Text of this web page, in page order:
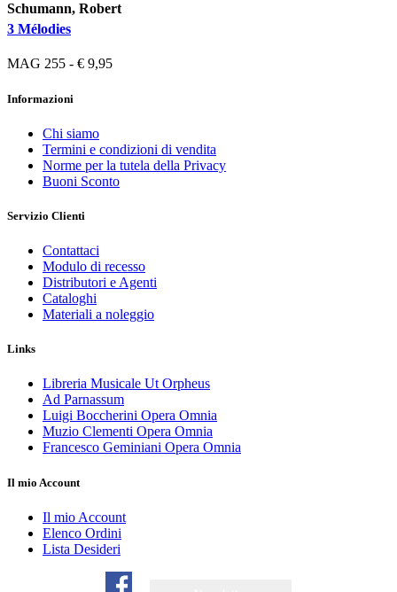
Schumann, Robert
3 Mélodies
MAG 255 - € 9,95
Informazioni
Chi siamo
Termini e condizioni di vendita
Norme per la tutela della Privacy
Buoni Sconto
Servizio Clienti
Contattaci
Modulo di recesso
Distributori e Agenti
Cataloghi
Materiali a noleggio
Links
Libreria Musicale Ut Orpheus
Ad Parnassum
Luigi Boccherini Opera Omnia
Muzio Clementi Opera Omnia
Francesco Geminiani Opera Omnia
Il mio Account
Il mio Account
Elenco Ordini
Lista Desideri